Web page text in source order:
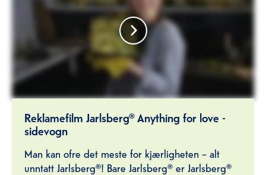
Reklamefilm Jarlsberg® Anything for love -
sidevogn
Man kan ofre det meste for kjærligheten – alt
unntatt Jarlsberg®! Bare Jarlsberg® er Jarlsberg®